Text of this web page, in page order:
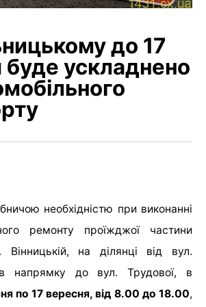
до 17
буде ускладнено
необхідністю при виконанні
ремонту проїжджої частини
на ділянці від вул.
в напрямку до вул. Трудової, в
по 17 вересня, від 8.00 до 18.00,